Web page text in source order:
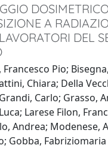
A
DEL
Pio;
Chiara; Della
Carlo; Grasso,
Larese Filon,
Andrea; Modenese,
Gobba, Fabriziomaria